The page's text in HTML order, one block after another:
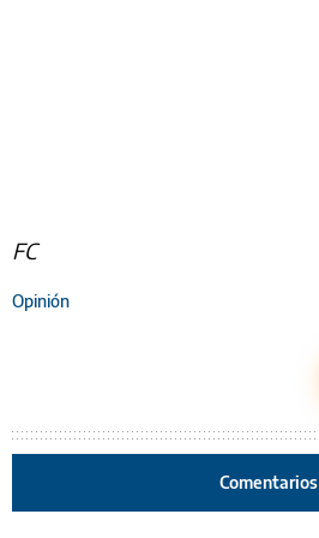
FC
Opinión
Comentarios